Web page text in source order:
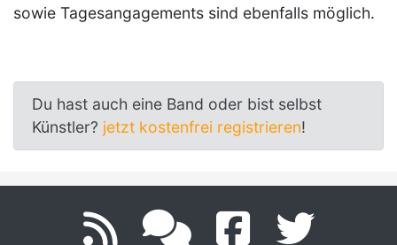
sowie Tagesangagements sind ebenfalls möglich.
Du hast auch eine Band oder bist selbst
Künstler? jetzt kostenfrei registrieren!